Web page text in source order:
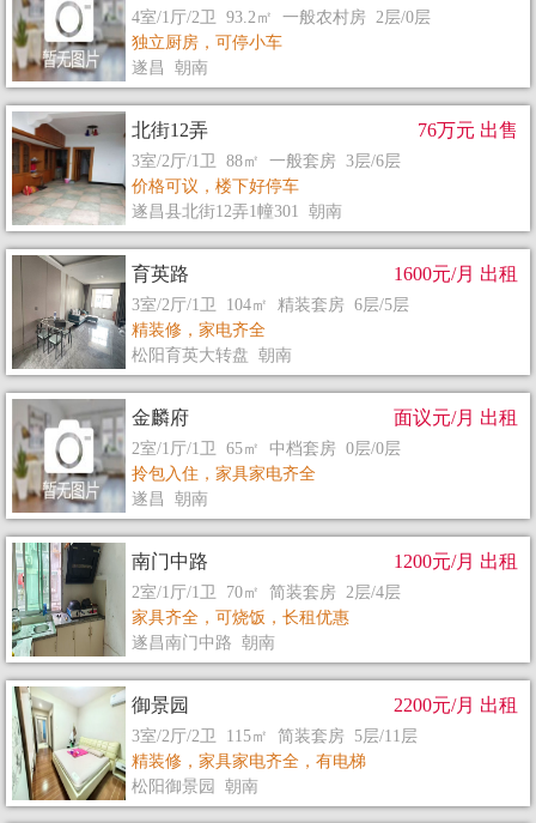
4室/1厅/2卫 93.2㎡ 一般农村房 2层/0层
独立厨房，可停小车
遂昌 朝南
北街12弄
3室/2厅/1卫 88㎡ 一般套房 3层/6层
价格可议，楼下好停车
遂昌县北街12弄1幢301 朝南
76万元 出售
育英路
3室/2厅/1卫 104㎡ 精装套房 6层/5层
精装修，家电齐全
松阳育英大转盘 朝南
1600元/月 出租
金麟府
2室/1厅/1卫 65㎡ 中档套房 0层/0层
拎包入住，家具家电齐全
遂昌 朝南
面议元/月 出租
南门中路
2室/1厅/1卫 70㎡ 简装套房 2层/4层
家具齐全，可烧饭，长租优惠
遂昌南门中路 朝南
1200元/月 出租
御景园
3室/2厅/2卫 115㎡ 简装套房 5层/11层
精装修，家具家电齐全，有电梯
松阳御景园 朝南
2200元/月 出租